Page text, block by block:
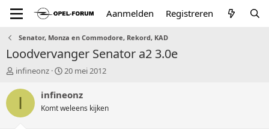
Aanmelden Registreren
Senator, Monza en Commodore, Rekord, KAD
Loodvervanger Senator a2 3.0e
T
p
infineonz
S
a
t
20 mei 2012
I infineonz
Komt weleens kijken